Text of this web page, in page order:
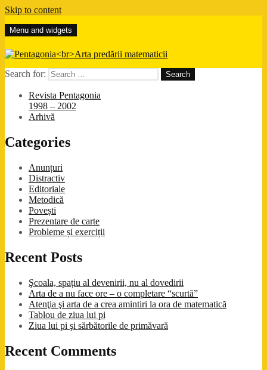
Skip to content
Pentagonia
Arta predării matematicii
Menu and widgets
Search for:
Revista Pentagonia
1998 – 2002
Arhivă
Categories
Anunțuri
Distractiv
Editoriale
Metodică
Povești
Prezentare de carte
Probleme și exerciții
Recent Posts
Şcoala, spațiu al devenirii, nu al dovedirii
Arta de a nu face ore – o completare “scurtă”
Atenţia şi arta de a crea amintiri la ora de matematică
Tablou de ziua lui pi
Ziua lui pi şi sărbătorile de primăvară
Recent Comments